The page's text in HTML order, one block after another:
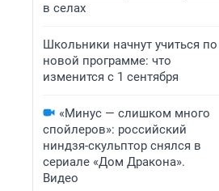
в селах
Школьники начнут учиться по
новой программе: что
изменится с 1 сентября
«Минус — слишком много
спойлеров»: российский
ниндзя-скульптор снялся в
сериале «Дом Дракона».
Видео